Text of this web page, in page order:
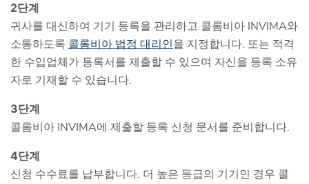
2단계
귀사를 대신하여 기기 등록을 관리하고 콜롬비아 INVIMA와
소통하도록 콜롬비아 법정 대리인을 지정합니다. 또는 적격
한 수입업체가 등록서를 제출할 수 있으며 자신을 등록 소유
자로 기재할 수 있습니다.
3단계
콜롬비아 INVIMA에 제출할 등록 신청 문서를 준비합니다.
4단계
신청 수수료를 납부합니다. 더 높은 등급의 기기인 경우 콜